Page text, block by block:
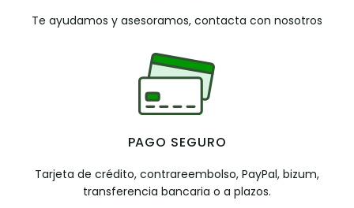
Te ayudamos y asesoramos, contacta con nosotros
PAGO SEGURO
Tarjeta de crédito, contrareembolso, PayPal, bizum,
transferencia bancaria o a plazos.